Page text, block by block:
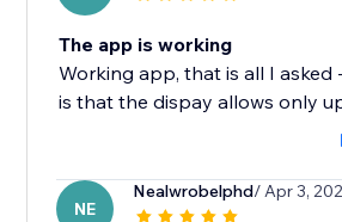
The app is working
Working app, that is all I
is that the dispay allows only
NE
Nealwrobelphd/ Apr 3,